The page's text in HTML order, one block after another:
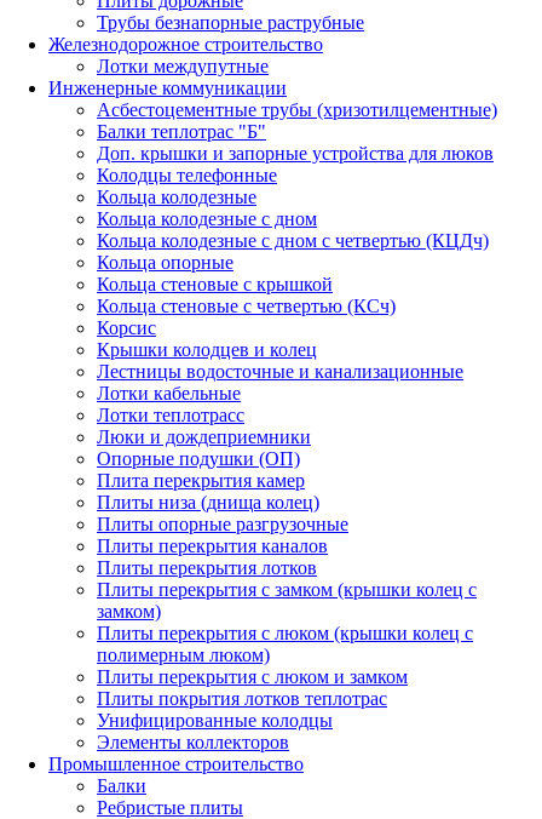
Трубы безнапорные раструбные
Железнодорожное строительство
Лотки междупутные
Инженерные коммуникации
Асбестоцементные трубы (хризотилцементные)
Балки теплотрас "Б"
Доп. крышки и запорные устройства для люков
Колодцы телефонные
Кольца колодезные
Кольца колодезные с дном
Кольца колодезные с дном с четвертью (КЦДч)
Кольца опорные
Кольца стеновые с крышкой
Кольца стеновые с четвертью (КСч)
Корсис
Крышки колодцев и колец
Лестницы водосточные и канализационные
Лотки кабельные
Лотки теплотрасс
Люки и дождеприемники
Опорные подушки (ОП)
Плита перекрытия камер
Плиты низа (днища колец)
Плиты опорные разгрузочные
Плиты перекрытия каналов
Плиты перекрытия лотков
Плиты перекрытия с замком (крышки колец с
замком)
Плиты перекрытия с люком (крышки колец с
полимерным люком)
Плиты перекрытия с люком и замком
Плиты покрытия лотков теплотрас
Унифицированные колодцы
Элементы коллекторов
Промышленное строительство
Балки
Ребристые плиты